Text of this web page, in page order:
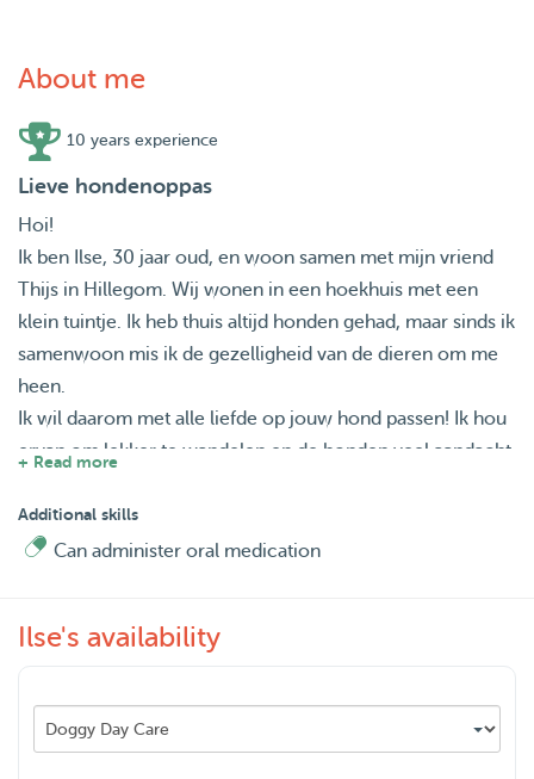
About me
10 years experience
Lieve hondenoppas
Hoi!
Ik ben Ilse, 30 jaar oud, en woon samen met mijn vriend
Thijs in Hillegom. Wij wonen in een hoekhuis met een
klein tuintje. Ik heb thuis altijd honden gehad, maar sinds ik
samenwoon mis ik de gezelligheid van de dieren om me
heen.
Ik wil daarom met alle liefde op jouw hond passen! Ik hou
ervan om lekker te wandelen en de honden veel aandacht
voor logees.
Ik werk vijf dagen in de week, maar meestal twee dagen in
wandelen. Vanwege mijn werk is het helaas niet mogelijk
Ik maak graag kennis met u en uw hond en kijk er naar uit
+ Read more
Additional skills
Can administer oral medication
Ilse's availability